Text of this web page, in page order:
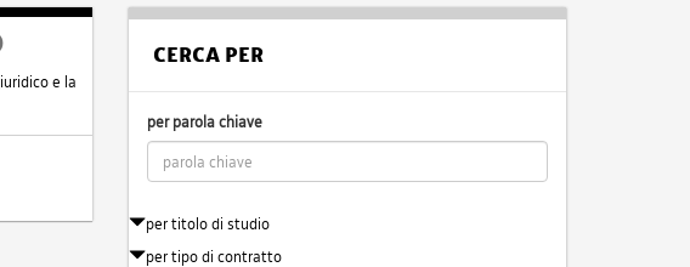
e la
CERCA PER
per parola chiave
per titolo di studio
per tipo di contratto